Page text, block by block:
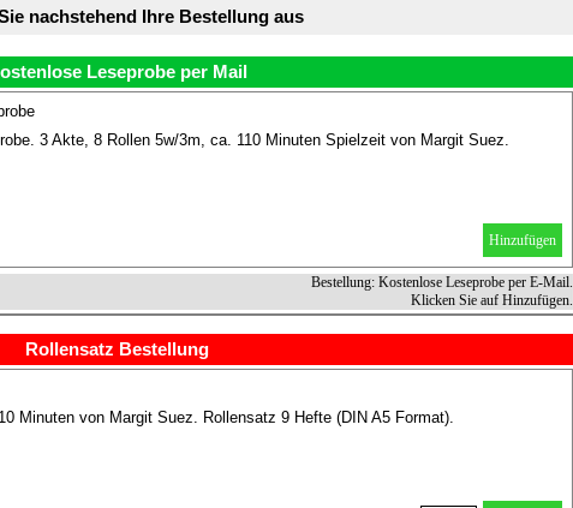
nachstehend Ihre Bestellung aus
Leseprobe per Mail
3 Akte, 8 Rollen 5w/3m, ca. 110 Minuten Spielzeit von Margit Suez.
Hinzufügen
Bestellung: Kostenlose Leseprobe per E-Mail.
Klicken Sie auf Hinzufügen.
Rollensatz Bestellung
Minuten von Margit Suez. Rollensatz 9 Hefte (DIN A5 Format).